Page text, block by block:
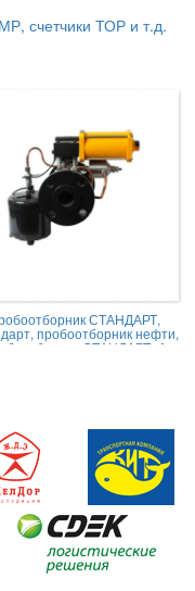
счетчики ТОР и т.д.
СТАНДАРТ,
пробоотборник нефти,
СТАНДАРТ -А